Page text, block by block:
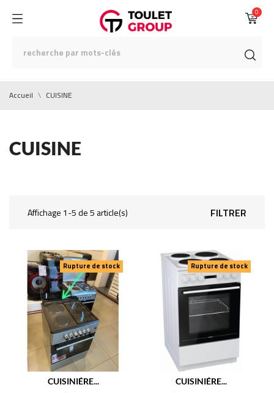
0
Accueil CUISINE
CUISINE
FILTRER
Affichage 1-5 de 5 article(s)
CUISINIÉRE...
Rupture de stock
CUISINIÉRE...
Rupture de stock